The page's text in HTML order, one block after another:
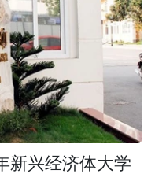
新兴经济体大学